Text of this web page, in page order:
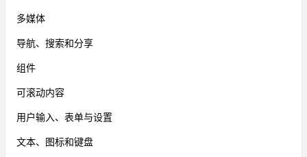
多媒体
导航、搜索和分享
组件
可滚动内容
用户输入、表单与设置
文本、图标和键盘